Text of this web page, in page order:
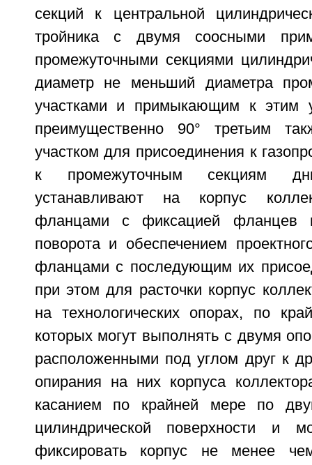
секций к центральной
тройника с двумя соосными
промежуточными секциями
диаметр не меньший диаметра
участками и примыкающим к этим
преимущественно 90° третьим
участком для присоединения к
к промежуточным секциям
устанавливают на корпус
фланцами с фиксацией фланцев
поворота и обеспечением
фланцами с последующим их
при этом для расточки корпус
на технологических опорах, по
которых могут выполнять с двумя
расположенными под углом друг к
опирания на них корпуса
касанием по крайней мере по
цилиндрической поверхности и
фиксировать корпус не менее